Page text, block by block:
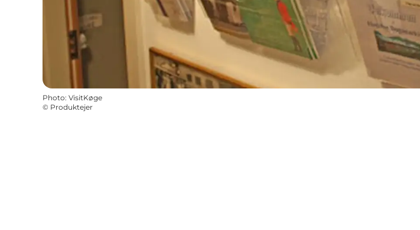
Photo: VisitKøge
© Produktejer